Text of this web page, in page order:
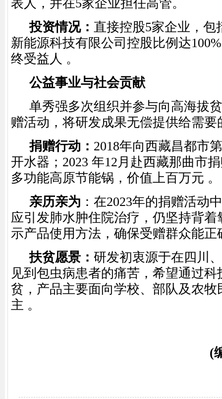
表人，并在5家企业担任高管。
投资情况： 直接控股5家企业，包
新能源科技有限公司控股比例达100%
终受益人 。
公益事业与社会贡献
单秀强多次组织并参与向高海拔
赠活动，将研发成果无偿提供给需要
捐赠行动 ： 2018年向西藏昌都市
开水器； 2023 年12月赴西藏那曲市
多功能高原节能锅，价值上百万元 。
亲历亲为 ：在2023年的捐赠活动
应引发肺水肿住院治疗，仍坚持背
示产品使用方法，确保受赠群众能正
扶贫愿景 ：研发初衷源于在四川
见到包虫病患者的痛苦，希望通过
贫，产品主要面向学校、部队及农
主 。
(